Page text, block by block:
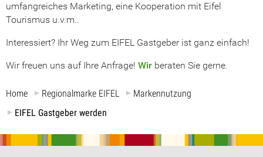
umfangreiches Marketing, eine Kooperation mit Eifel
Tourismus u.v.m..
Interessiert? Ihr Weg zum EIFEL Gastgeber ist ganz einfach!
Wir freuen uns auf Ihre Anfrage! Wir beraten Sie gerne.
Home Regionalmarke EIFEL
Markennutzung
EIFEL Gastgeber werden